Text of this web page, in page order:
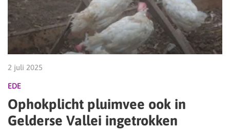
2 juli 2025
EDE
Ophokplicht pluimvee ook in
Gelderse Vallei ingetrokken